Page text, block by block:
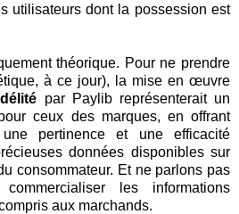
utilisateurs dont la possession est
théorique. Pour ne prendre
à ce jour), la mise en œuvre
par Paylib représenterait un
ceux des marques, en offrant
une pertinence et une efficacité
données disponibles sur
consommateur. Et ne parlons pas
les informations
aux marchands.